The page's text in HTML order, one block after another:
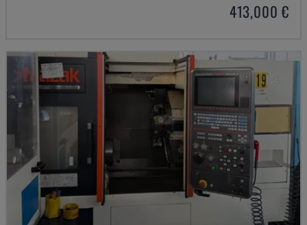
413,000 €